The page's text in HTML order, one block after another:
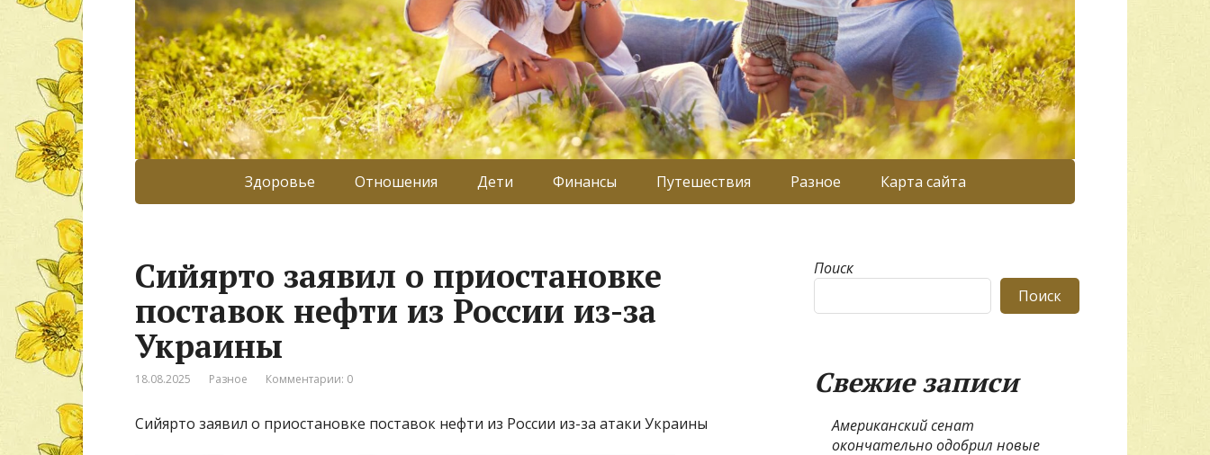
Здоровье Отношения Дети Финансы Путешествия Разное Карта сайта
Сийярто заявил о приостановке
поставок нефти из России из-за
Украины
18.08.2025 Разное Комментарии: 0
Сийярто заявил о приостановке поставок нефти из России из-за атаки Украины
Поиск
Поиск
Свежие записи
Американский сенат
окончательно одобрил новые